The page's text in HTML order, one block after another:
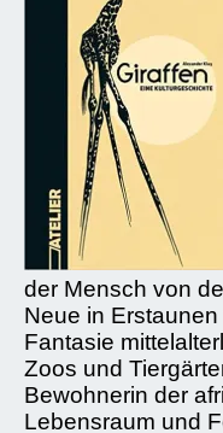
der Mensch von
Neue in
Fantasie
Zoos und
Bewohnerin der
Lebensraum und